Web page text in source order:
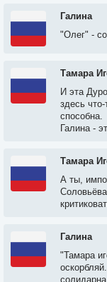
Галина
"Олег" -
Тамара
И эта
здесь
способна.
Галина -
Тамара
А ты,
Галина
"Тамара
солидарна.